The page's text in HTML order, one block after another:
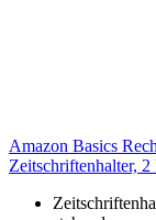
Amazon Basics
Zeitschriftenhalter, 2